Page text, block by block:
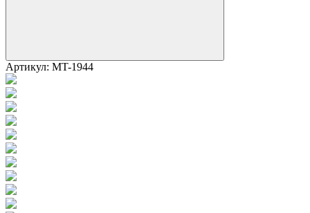
Артикул: MT-1944